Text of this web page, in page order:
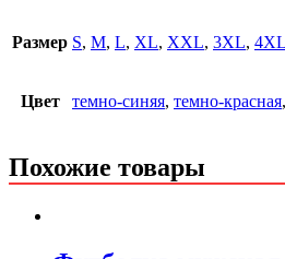
Размер S, M, L, XL, XXL, 3XL, 4XL
Цвет темно-синяя, темно-красная,
Похожие товары